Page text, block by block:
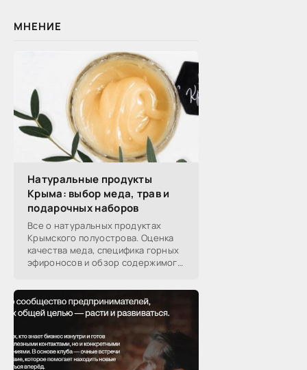
МНЕНИЕ
Натуральные продукты
Крыма: выбор меда, трав и
подарочных наборов
Все о натуральных продуктах
Крымского полуострова. Оценка
качества меда, специфика горных
эфироносов и обзор содержимого
производителей.